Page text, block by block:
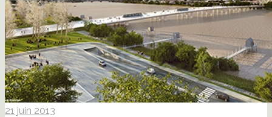
21 juin 2013